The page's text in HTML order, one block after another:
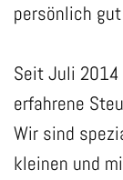
persönlich
Seit Juli
erfahrene
Wir sind
kleinen und